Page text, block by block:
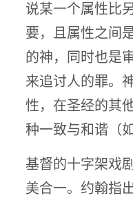
说某一个属性比
要，且属性之间
的神，同时也是
来追讨人的罪。
性，在圣经的其
种一致与和谐（
基督的十字架戏
美合一。约翰指